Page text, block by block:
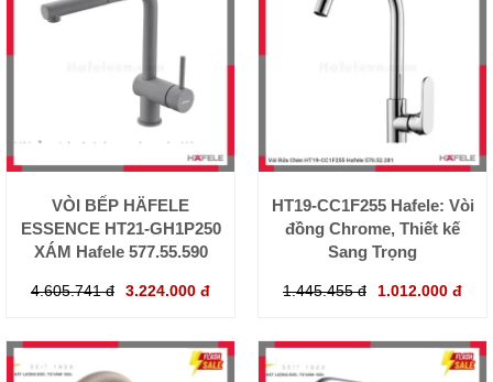
VÒI BẾP HÄFELE
ESSENCE HT21-GH1P250
XÁM Hafele 577.55.590
4.605.741 đ 3.224.000 đ
HT19-CC1F255 Hafele: Vòi
đồng Chrome, Thiết kế
Sang Trọng
1.445.455 đ 1.012.000 đ